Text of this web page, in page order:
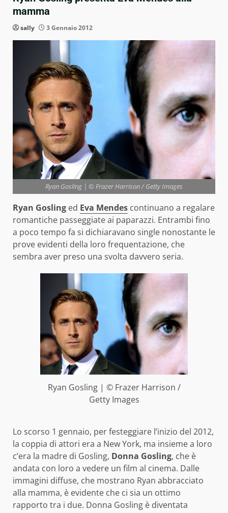
mamma
sally 3 Gennaio 2012
Ryan Gosling | © Frazer Harrison / Getty Images
Ryan Gosling ed Eva Mendes continuano a regalare
romantiche passeggiate ai paparazzi. Entrambi fino
a poco tempo fa si dichiaravano single nonostante le
prove evidenti della loro frequentazione, che
sembra aver preso una svolta davvero seria.
Ryan Gosling | © Frazer Harrison /
Getty Images
Lo scorso 1 gennaio, per festeggiare l’inizio del 2012,
la coppia di attori era a New York, ma insieme a loro
c’era la madre di Gosling, Donna Gosling, che è
andata con loro a vedere un film al cinema. Dalle
immagini diffuse, che mostrano Ryan abbracciato
alla mamma, è evidente che ci sia un ottimo
rapporto tra i due. Donna Gosling è diventata